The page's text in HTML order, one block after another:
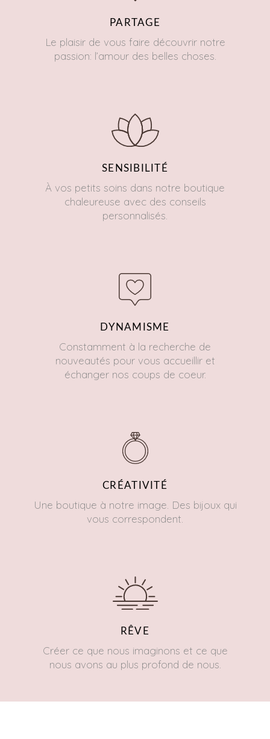
PARTAGE
Le plaisir de vous faire découvrir notre
passion: l’amour des belles choses.
SENSIBILITÉ
À vos petits soins dans notre boutique
chaleureuse avec des conseils
personnalisés.
DYNAMISME
Constamment à la recherche de
nouveautés pour vous accueillir et
échanger nos coups de coeur.
CRÉATIVITÉ
Une boutique à notre image. Des bijoux qui
vous correspondent.
RÊVE
Créer ce que nous imaginons et ce que
nous avons au plus profond de nous.